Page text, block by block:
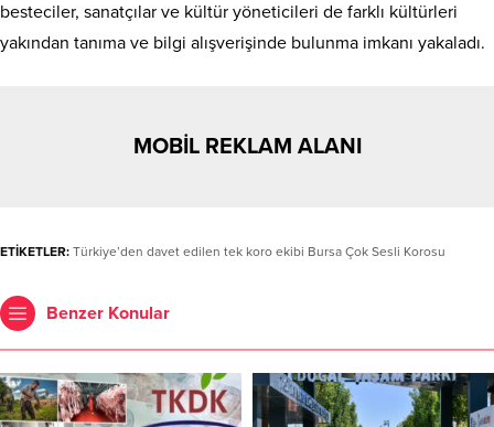
besteciler, sanatçılar ve kültür yöneticileri de farklı kültürleri
yakından tanıma ve bilgi alışverişinde bulunma imkanı yakaladı.
MOBİL REKLAM ALANI
ETİKETLER: Türkiye’den davet edilen tek koro ekibi Bursa Çok Sesli Korosu
Benzer Konular